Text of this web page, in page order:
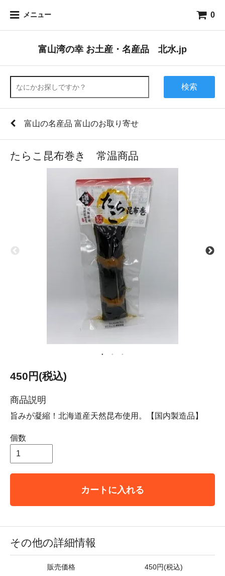
メニュー 0
富山湾の幸 お土産・名産品 北水.jp
検索
富山の名産品 富山のお取り寄せ
たらこ昆布巻き 常温商品
450円(税込)
商品説明
旨みが凝縮！北海道産天然昆布使用。【国内製造品】
個数
カートに入れる
その他の詳細情報
販売価格 450円(税込)